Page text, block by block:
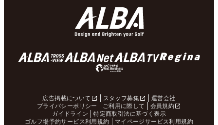
広告掲載について スタッフ募集
運営会社
プライバシーポリシー
ご利用に際して
会員規約
ガイドライン
特定商取引法に基づく表示
ゴルフ場予約サービス利用規約
マイページサービス利用規約